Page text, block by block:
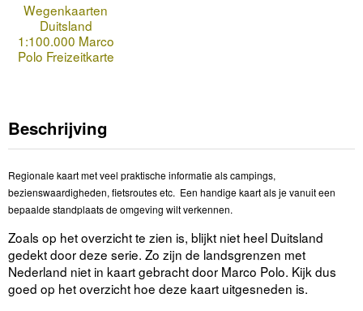
Wegenkaarten
Duitsland
1:100.000 Marco
Polo Freizeitkarte
Beschrijving
Regionale kaart met veel praktische informatie als campings,
bezienswaardigheden, fietsroutes etc. Een handige kaart als je vanuit een
bepaalde standplaats de omgeving wilt verkennen.
Zoals op het overzicht te zien is, blijkt niet heel Duitsland
gedekt door deze serie. Zo zijn de landsgrenzen met
Nederland niet in kaart gebracht door Marco Polo. Kijk dus
goed op het overzicht hoe deze kaart uitgesneden is.